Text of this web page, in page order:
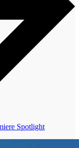
Spotlight